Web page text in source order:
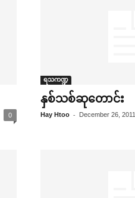
0
ရသကဏ္ဍ
နှစ်သစ်ဆု‌တောင်း
Hay Htoo - December 26, 2011